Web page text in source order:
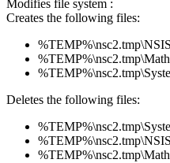
Modifies file system :
Creates the following files:
Deletes the following files: